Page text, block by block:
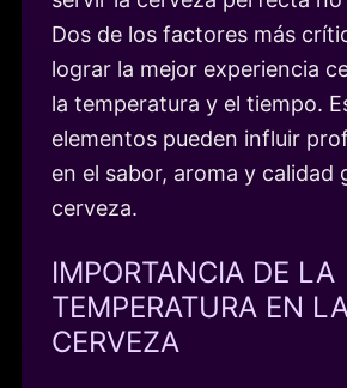
Dos de los factores más
lograr la mejor experiencia
la temperatura y el tiempo.
elementos pueden influir
en el sabor, aroma y calidad
cerveza.
IMPORTANCIA DE LA
TEMPERATURA EN
CERVEZA